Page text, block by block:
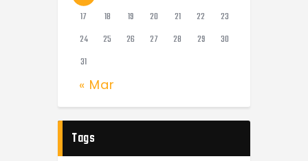
17
18 19 20 21 22
23
24
25 26 27 28 29
30
31
« Mar
Tags